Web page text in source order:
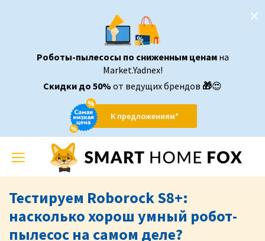
Роботы-пылесосы по сниженным ценам на
Market.Yadnex!
Скидки до 50% от ведущих брендов 🎁😍
К предложениям*
Toggle
navigation
Тестируем Roborock S8+:
насколько хорош умный робот-
пылесос на самом деле?